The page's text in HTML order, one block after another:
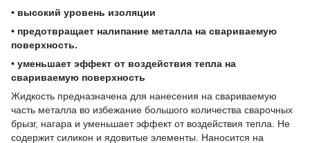
• высокий уровень изоляции
• предотвращает налипание металла на свариваемую
поверхность.
• уменьшает эффект от воздействия тепла на
свариваемую поверхность
Жидкость предназначена для нанесения на свариваемую
часть металла во избежание большого количества сварочных
брызг, нагара и уменьшает эффект от воздействия тепла. Не
содержит силикон и ядовитые элементы. Наносится на